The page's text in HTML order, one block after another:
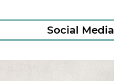
Social Media